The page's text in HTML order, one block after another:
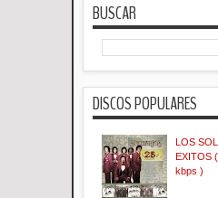
BUSCAR
DISCOS POPULARES
LOS
EXITOS
kbps )